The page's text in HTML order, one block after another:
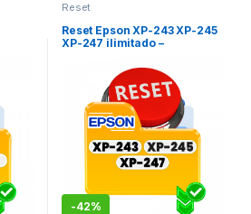
Reset
Reset Epson XP-243 XP-245
XP-247 ilimitado –
-42%